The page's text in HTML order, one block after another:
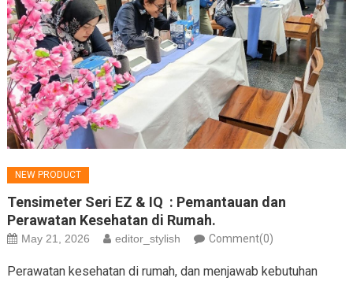
NEW PRODUCT
Tensimeter Seri EZ & IQ : Pemantauan dan
Perawatan Kesehatan di Rumah.
May 21, 2026 editor_stylish Comment(0)
Perawatan kesehatan di rumah, dan menjawab kebutuhan